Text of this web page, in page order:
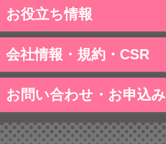
お役立ち情報
会社情報・規約・CSR
お問い合わせ・お申込み